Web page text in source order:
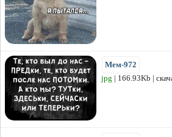
Мем-972
jpg | 166.93Kb |